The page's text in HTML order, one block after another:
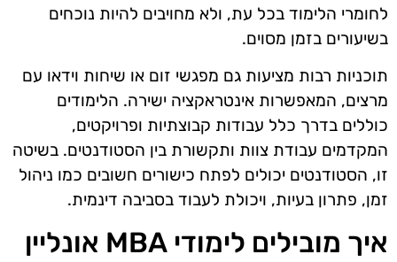
לחומרי הלימוד בכל עת, ולא מחויבים להיות נוכחים
בשיעורים בזמן מסוים.
תוכניות רבות מציעות גם מפגשי זום או שיחות וידאו עם
מרצים, המאפשרות אינטראקציה ישירה. הלימודים
כוללים בדרך כלל עבודות קבוצתיות ופרויקטים,
המקדמים עבודת צוות ותקשורת בין הסטודנטים. בשיטה
זו, הסטודנטים יכולים לפתח כישורים חשובים כמו ניהול
זמן, פתרון בעיות, ויכולת לעבוד בסביבה דינמית.
איך מובילים לימודי MBA אונליין